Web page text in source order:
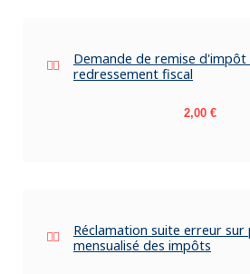
Demande de remise d'impôt
redressement fiscal
Prix
2,00 €
Réclamation suite erreur sur
mensualisé des impôts